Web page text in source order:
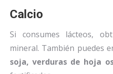
Calcio
Si consumes lácteos,
mineral. También puedes
soja, verduras de hoja